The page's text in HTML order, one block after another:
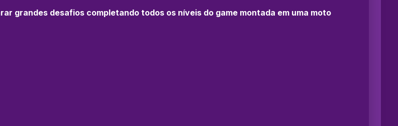
grandes desafios completando todos os níveis do game montada em uma moto